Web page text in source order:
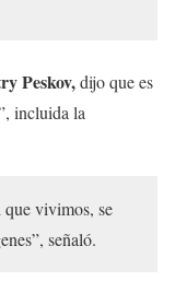
Peskov,dijo que es
incluida la
vivimos, se
señaló.